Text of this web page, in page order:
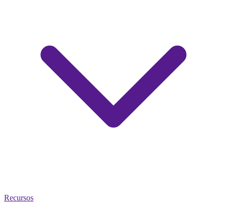
Recursos